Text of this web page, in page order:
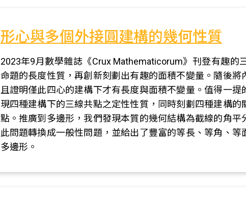
形心與多個外接圓建構的幾何性質
2023年9月數學雜誌《Crux Mathematicorum》刊登有趣的
命題的長度性質，再創新刻劃出有趣的面積不變量。隨後
且證明僅此四心的建構下才有長度與面積不變量。值得一
現四種建構下的三線共點之定性性質，同時刻劃四種建構
點。推廣到多邊形，我們發現本質的幾何結構為截線的角
此問題轉換成一般性問題，並給出了豐富的等長、等角、
多邊形。